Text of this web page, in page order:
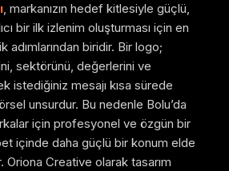
, markanızın hedef kitlesiyle güçlü,
bir ilk izlenim oluşturması için en
adımlarından biridir. Bir logo;
sektörünü, değerlerini ve
istediğiniz mesajı kısa sürede
unsurdur. Bu nedenle Bolu’da
için profesyonel ve özgün bir
içinde daha güçlü bir konum elde
Oriona Creative olarak tasarım